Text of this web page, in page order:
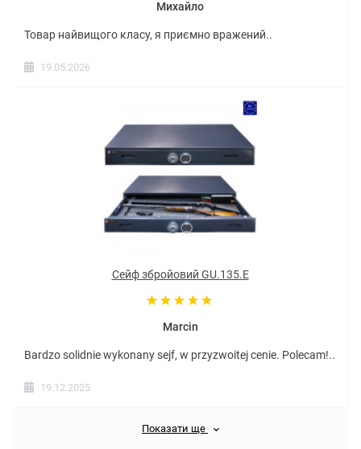
Михайло
Товар найвищого класу, я приємно вражений..
19.05.2026
Сейф збройовий GU.135.E
Marcin
Bardzo solidnie wykonany sejf, w przyzwoitej cenie. Polecam!..
19.12.2025
Показати ще